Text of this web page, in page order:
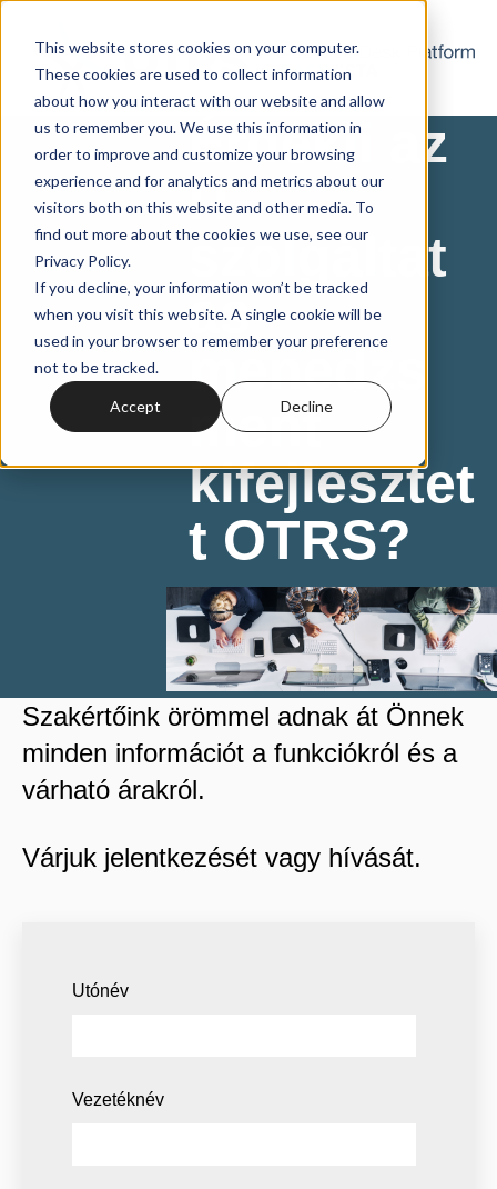
This website stores cookies on your computer.
These cookies are used to collect information
about how you interact with our website and allow
us to remember you. We use this information in
order to improve and customize your browsing
experience and for analytics and metrics about our
visitors both on this website and other media. To
find out more about the cookies we use, see our
Privacy Policy.
If you decline, your information won’t be tracked
when you visit this website. A single cookie will be
used in your browser to remember your preference
not to be tracked.
Accept Decline
Érdekli az
IT-
szolgáltat
ás­
menedzs
ment
kifejlesztet
t OTRS?
Szakértőink örömmel adnak át Önnek
minden információt a funkciókról és a
várható árakról.
Várjuk jelentkezését vagy hívását.
Utónév
Vezetéknév